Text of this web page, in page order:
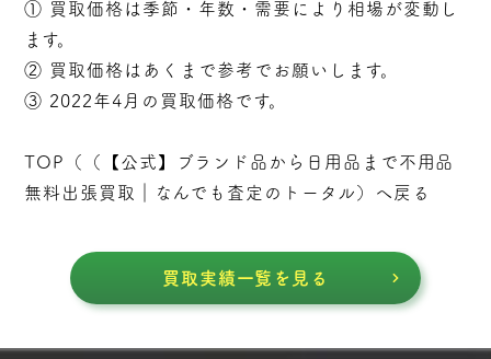
① 買取価格は季節・年数・需要により相場が変動し
ます。
② 買取価格はあくまで参考でお願いします。
③ 2022年4月の買取価格です。
TOP（（
【公式】ブランド品から日用品まで不用品
無料出張買取｜なんでも査定のトータル ）へ戻る
買取実績一覧を見る